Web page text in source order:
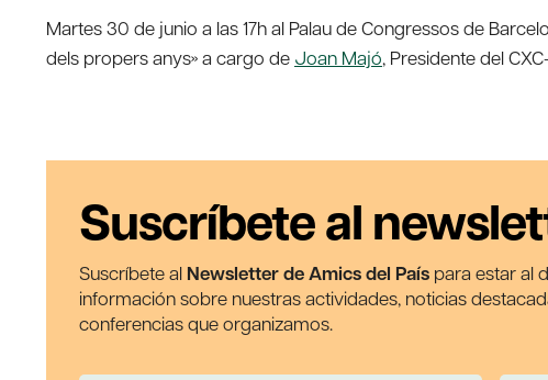
Martes 30 de junio a las 17h al Palau de Congressos de
dels propers anys» a cargo de Joan Majó, Presidente del
Suscríbete al
Suscríbete al Newsletter de Amics del País para estar al
información sobre nuestras actividades, noticias
conferencias que organizamos.